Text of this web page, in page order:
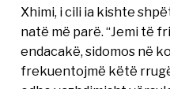
Xhimi, i cili ia kishte
natë më parë. “Jemi të
endacakë, sidomos në
frekuentojmë këtë